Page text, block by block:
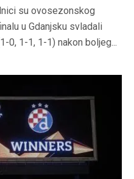
su ovosezonskog
u Gdanjsku svladali
0, 1-1, 1-1) nakon boljeg...